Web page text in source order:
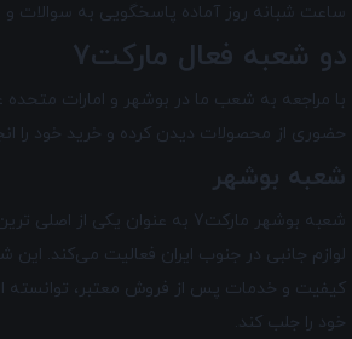
ساعت شبانه ‌روز آماده پاسخگویی به سوالات
دو شعبه فعال مارکت7
با مراجعه به شعب ما در بوشهر و امارات
حضوری از محصولات دیدن کرده و خرید خود را
شعبه بوشهر
شعبه بوشهر مارکت7 به عنوان یکی
لوازم جانبی در جنوب ایران فعالیت می‌کند. این
کیفیت و خدمات پس از فروش معتبر،
خود را جلب کند.